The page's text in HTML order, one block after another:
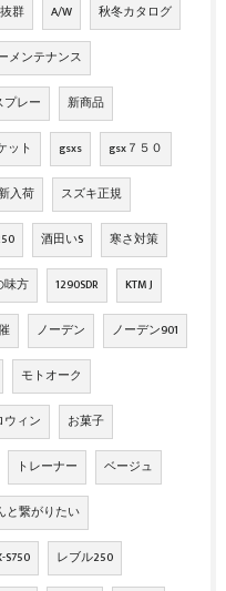
群 A/W 秋冬カタログ
メンテナンス
プレー 新商品
ット gsxs gsx７５０
入荷 スズキ正規
酒田いS 寒さ対策
味方 1290SDR KTM J
ノーデン ノーデン901
モトオーク
ウィン お菓子
トレーナー ベージュ
と繋がりたい
S750 レブル250